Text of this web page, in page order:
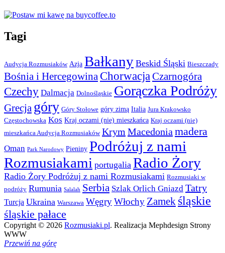
Tagi
Audycja Rozmusiaków Azja Bałkany Beskid Śląski Bieszczady
Bośnia i Hercegowina ChorwacjaCzarnogóra
Czechy Dalmacja Dolnośląskie Gorączka Podróży
Grecja góry Góry Stołowe góry zimą Italia Jura Krakowsko
Częstochowska Kos Kraj oczami (nie) mieszkańca Kraj oczami (nie)
mieszkańca Audycja Rozmusiaków Krym Macedonia madera
Oman Park Narodowy Pieniny Podróżuj z nami
Rozmusiakami portugalia Radio Żory
Radio Żory Podróżuj z nami Rozmusiakami Rozmusiaki w
podróży Rumunia Salalah Serbia Szlak Orlich Gniazd Tatry
Turcja Ukraina Warszawa WęgryWłochy Zamek śląskie
śląskie pałace
Copyright © 2026 Rozmusiaki.pl. Realizacja Mephdesign Strony
WWW
Przewiń na górę